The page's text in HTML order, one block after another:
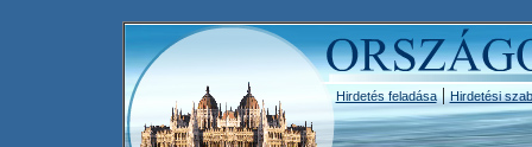
Hirdetés feladása|Hirdetési